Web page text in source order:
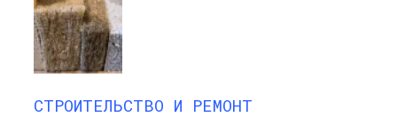
СТРОИТЕЛЬСТВО И РЕМОНТ